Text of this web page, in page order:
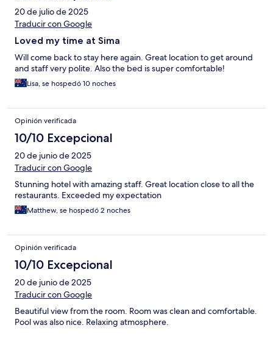
20 de julio de 2025
Traducir con Google
Loved my time at Sima
Will come back to stay here again. Great location to get around
and staff very polite. Also the bed is super comfortable!
Lisa, se hospedó 10 noches
Opinión verificada
10/10 Excepcional
20 de junio de 2025
Traducir con Google
Stunning hotel with amazing staff. Great location close to all the
restaurants. Exceeded my expectation
Matthew, se hospedó 2 noches
Opinión verificada
10/10 Excepcional
20 de junio de 2025
Traducir con Google
Beautiful view from the room. Room was clean and comfortable.
Pool was also nice. Relaxing atmosphere.